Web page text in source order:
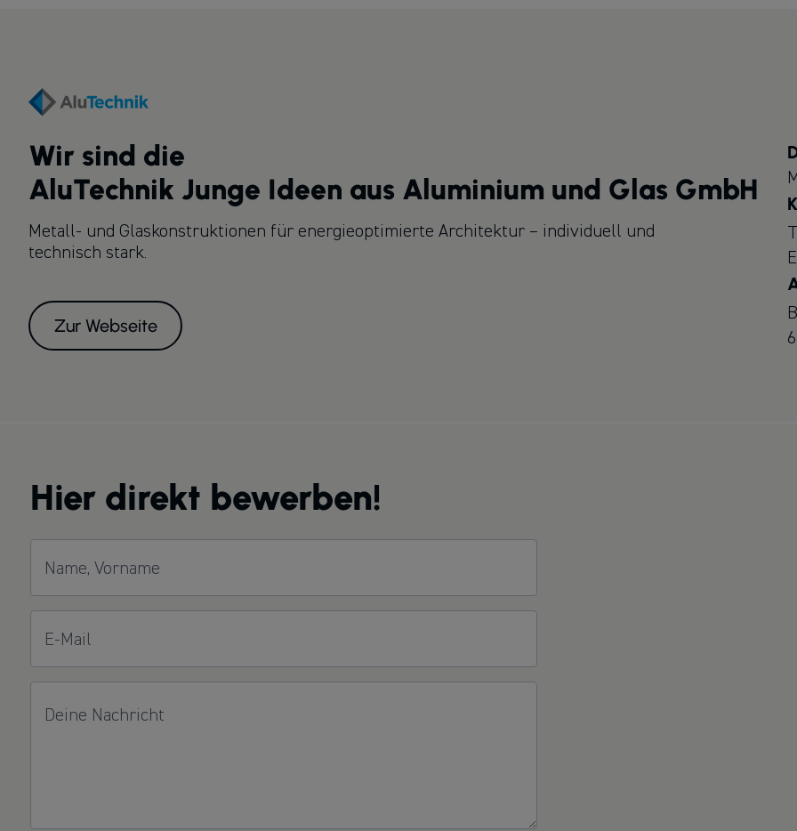
Wir sind die
AluTechnik Junge Ideen aus Aluminium und Glas GmbH
Metall- und Glaskonstruktionen für energieoptimierte Architektur – individuell und
technisch stark.
Zur Webseite
Hier direkt bewerben!
Name, Vorname
E-Mail
Deine Nachricht